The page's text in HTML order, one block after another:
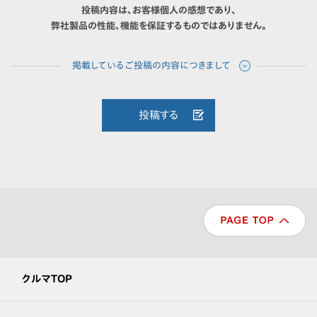
投稿内容は、お客様個人の感想であり、
弊社製品の性能、機能を保証するものではありません。
投稿する
クルマTOP